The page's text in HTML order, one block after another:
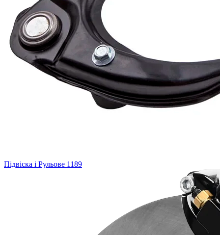
Підвіска і Рульове 1189